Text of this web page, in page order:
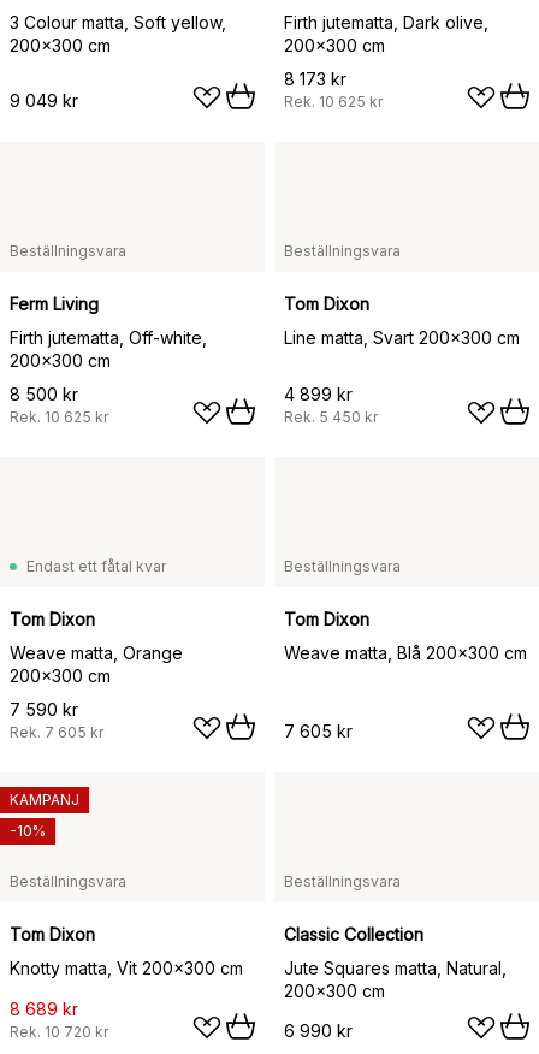
3 Colour matta, Soft yellow,
200x300 cm
9 049 kr
Firth jutematta, Dark olive,
200x300 cm
8 173 kr
Rek. 10 625 kr
Beställningsvara
Ferm Living
Firth jutematta, Off-white,
200x300 cm
8 500 kr
Rek. 10 625 kr
Beställningsvara
Tom Dixon
Line matta, Svart 200x300 cm
4 899 kr
Rek. 5 450 kr
Endast ett fåtal kvar
Tom Dixon
Weave matta, Orange
200x300 cm
7 590 kr
Rek. 7 605 kr
Beställningsvara
Tom Dixon
Weave matta, Blå 200x300 cm
7 605 kr
Beställningsvara
Tom Dixon
Knotty matta, Vit 200x300 cm
8 689 kr
Rek. 10 720 kr
KAMPANJ
-10%
Beställningsvara
Classic Collection
Jute Squares matta, Natural,
200x300 cm
6 990 kr